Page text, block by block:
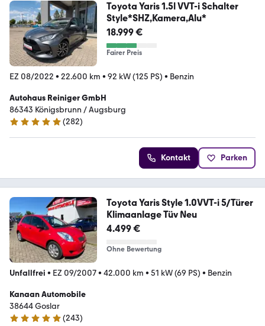
Toyota Yaris 1.5l VVT-i Schalter
Style*SHZ,Kamera,Alu*
18.999 €
Fairer Preis
EZ 08/2022 • 22.600 km • 92 kW (125 PS) • Benzin
Autohaus Reiniger GmbH
86343 Königsbrunn / Augsburg
4.9 Sterne
(282)
Kontakt Parken
Toyota Yaris Style 1.0VVT-i 5/Türer
Klimaanlage Tüv Neu
4.499 €
Ohne Bewertung
Unfallfrei • EZ 09/2007• 42.000 km • 51 kW (69 PS) • Benzin
Kanaan Automobile
38644 Goslar
4.8 Sterne
(243)